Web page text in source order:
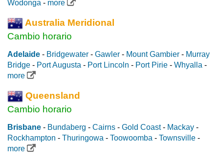
Wodonga - more
Australia Meridional
Cambio horario
Adelaide - Bridgewater - Gawler - Mount Gambier - Murray
Bridge - Port Augusta - Port Lincoln - Port Pirie - Whyalla -
more
Queensland
Cambio horario
Brisbane - Bundaberg - Cairns - Gold Coast- Mackay -
Rockhampton - Thuringowa - Toowoomba - Townsville -
more